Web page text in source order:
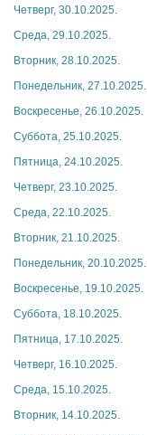
Четверг, 30.10.2025.
Среда, 29.10.2025.
Вторник, 28.10.2025.
Понедельник, 27.10.2025.
Воскресенье, 26.10.2025.
Суббота, 25.10.2025.
Пятница, 24.10.2025.
Четверг, 23.10.2025.
Среда, 22.10.2025.
Вторник, 21.10.2025.
Понедельник, 20.10.2025.
Воскресенье, 19.10.2025.
Суббота, 18.10.2025.
Пятница, 17.10.2025.
Четверг, 16.10.2025.
Среда, 15.10.2025.
Вторник, 14.10.2025.